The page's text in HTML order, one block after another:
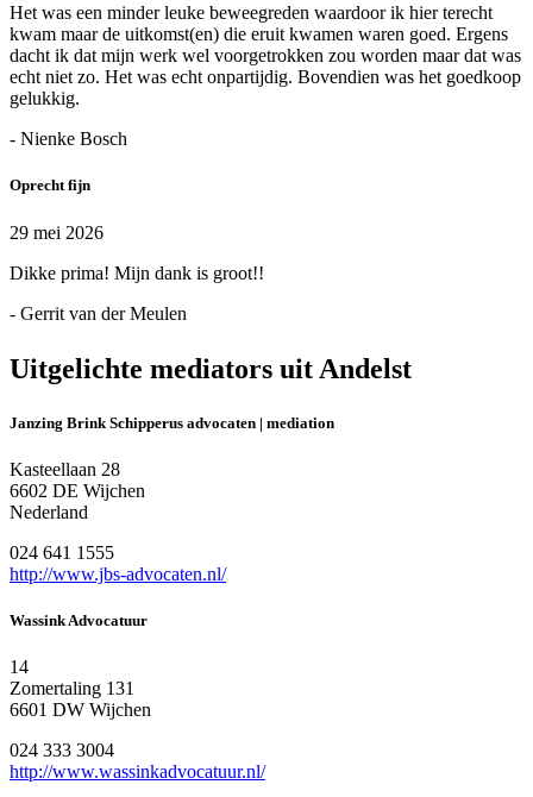
Het was een minder leuke beweegreden waardoor ik hier terecht
kwam maar de uitkomst(en) die eruit kwamen waren goed. Ergens
dacht ik dat mijn werk wel voorgetrokken zou worden maar dat was
echt niet zo. Het was echt onpartijdig. Bovendien was het goedkoop
gelukkig.
- Nienke Bosch
Oprecht fijn
29 mei 2026
Dikke prima! Mijn dank is groot!!
- Gerrit van der Meulen
Uitgelichte mediators uit Andelst
Janzing Brink Schipperus advocaten | mediation
Kasteellaan 28
6602 DE Wijchen
Nederland
024 641 1555
http://www.jbs-advocaten.nl/
Wassink Advocatuur
14
Zomertaling 131
6601 DW Wijchen
024 333 3004
http://www.wassinkadvocatuur.nl/